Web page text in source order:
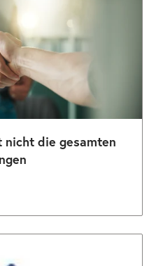
nicht die gesamten